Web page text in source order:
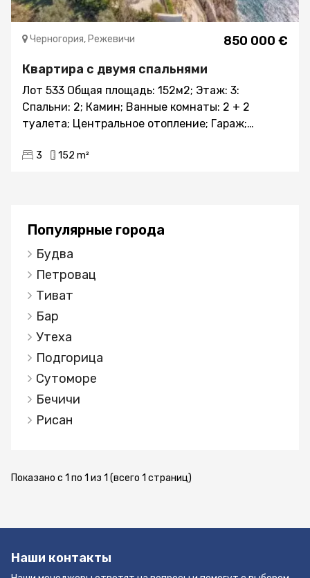
850 000 €
Черногория, Режевичи
Квартира с двумя спальнями
Лот 533 Общая площадь: 152м2; Этаж: 3:
Спальни: 2; Камин; Ванные комнаты: 2 + 2
туалета; Центральное отопление; Гараж;
Терраса; Климат-контроль; Интернет; Бассейн
своему уникальному расположению, которое
практически невозможно найти в Черногории -
имеет потрясающий вид на море. Квартира
состоит из двух спален с ванными комнатами,
дополнительного гостевого туалета, большой
гостиная имеют прямой выход на большую
террасу с панорамным видом на море - на 180
градусов с самого высокого этажа здания.
Уникальное местоположение, 52 м над уровнем
моря, на вершине скалы. Высококачественные
материалы известных производителей, такие
как: фасадные панели «Св. Petra «(Брач,
«(Германия), паркет» Listone Giordano
(Германия), Daikin, кондиционер, видеокамера и
многие другие. В комплексе, где находится эта
3 152 m²
Популярные города
Будва
Петровац
Тиват
Бар
Утеха
Подгорица
Сутоморе
Бечичи
Рисан
Показано с 1 по 1 из 1 (всего 1 страниц)
Наши контакты